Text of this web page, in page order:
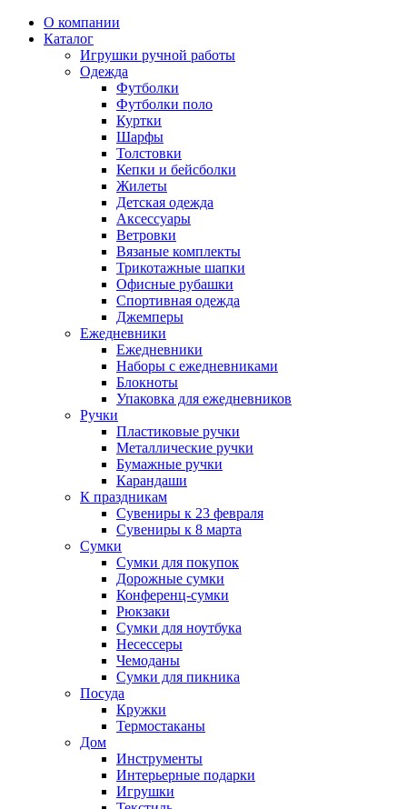
О компании
Каталог
Игрушки ручной работы
Одежда
Футболки
Футболки поло
Куртки
Шарфы
Толстовки
Кепки и бейсболки
Жилеты
Детская одежда
Аксессуары
Ветровки
Вязаные комплекты
Трикотажные шапки
Офисные рубашки
Спортивная одежда
Джемперы
Ежедневники
Ежедневники
Наборы с ежедневниками
Блокноты
Упаковка для ежедневников
Ручки
Пластиковые ручки
Металлические ручки
Бумажные ручки
Карандаши
К праздникам
Сувениры к 23 февраля
Сувениры к 8 марта
Сумки
Сумки для покупок
Дорожные сумки
Конференц-сумки
Рюкзаки
Сумки для ноутбука
Несессеры
Чемоданы
Сумки для пикника
Посуда
Кружки
Термостаканы
Дом
Инструменты
Интерьерные подарки
Игрушки